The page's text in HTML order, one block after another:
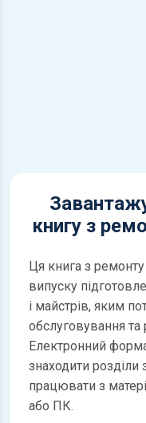
книгу з
Ця книга з
випуску
і майстрів, яким
обслуговування
Електронний
знаходити
працювати з
або ПК.